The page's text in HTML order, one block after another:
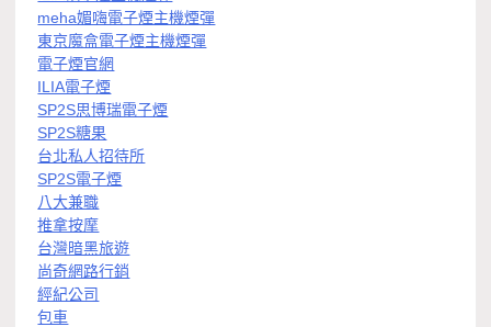
meha媚嗨電子煙主機煙彈
東京魔盒電子煙主機煙彈
電子煙官網
ILIA電子煙
SP2S思博瑞電子煙
SP2S糖果
台北私人招待所
SP2S電子煙
八大兼職
推拿按摩
台灣暗黑旅遊
尚奇網路行銷
經紀公司
包車